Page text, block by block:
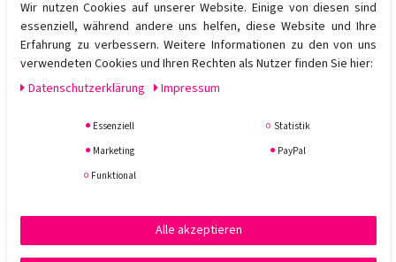
In den Warenkorb
inkl. ges. MwSt. zzgl. Versandkosten
Rene Furterer Sublime Karité Bändigende
19,20 € *
Artikel anzeigen
*inkl. ges. MwSt.zzgl.Versandkosten
Wir nutzen Cookies auf unserer Website. Einige von diesen sind
essenziell, während andere uns helfen, diese Website und Ihre
Erfahrung zu verbessern. Weitere Informationen zu den von uns
verwendeten Cookies und Ihren Rechten als Nutzer finden Sie hier:
Daten­schutz­erklärung
Impressum
Essenziell
Statistik
Marketing
PayPal
Funktional
Alle akzeptieren